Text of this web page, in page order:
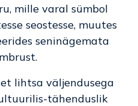
mille varal sümbol
seostesse, muutes
seninägemata
lihtsa väljendusega
tähenduslik